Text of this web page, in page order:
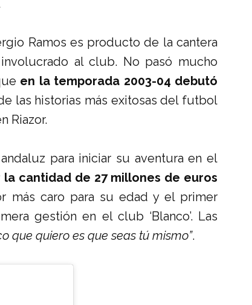
Ramos es producto de la cantera
al club. No pasó mucho
en la temporada 2003-04 debutó
las historias más exitosas del futbol
Riazor.
para iniciar su aventura en el
cantidad de 27 millones de euros
más caro para su edad y el primer
gestión en el club ‘Blanco’. Las
que quiero es que seas tú mismo”.